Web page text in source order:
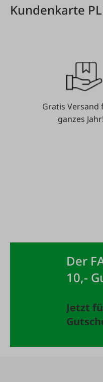
Kundenkarte
Gratis Versand
ganzes
Der
10,-
Jetzt